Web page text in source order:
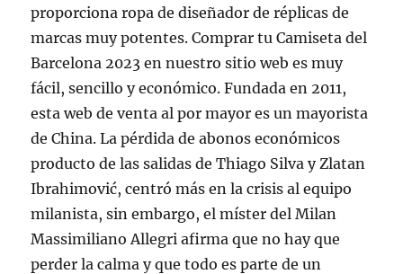
proporciona ropa de diseñador de réplicas de
marcas muy potentes. Comprar tu Camiseta del
Barcelona 2023 en nuestro sitio web es muy
fácil, sencillo y económico. Fundada en 2011,
esta web de venta al por mayor es un mayorista
de China. La pérdida de abonos económicos
producto de las salidas de Thiago Silva y Zlatan
Ibrahimović, centró más en la crisis al equipo
milanista, sin embargo, el míster del Milan
Massimiliano Allegri afirma que no hay que
perder la calma y que todo es parte de un